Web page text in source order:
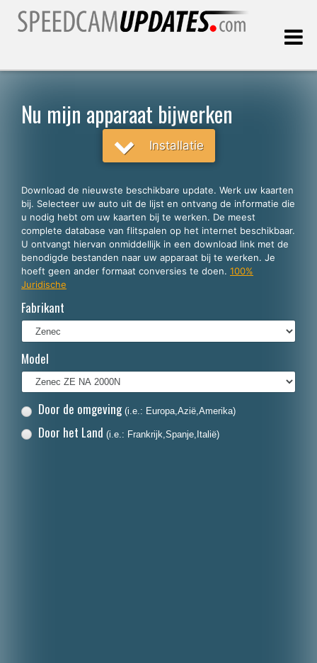
Nederlands
English
Español
Português
Deutsch
Français
Italiano
Polski
Dansk
Nu mijn apparaat bijwerken
Installatie
Download de nieuwste beschikbare update. Werk uw kaarten
bij. Selecteer uw auto uit de lijst en ontvang de informatie die
u nodig hebt om uw kaarten bij te werken. De meest
complete database van flitspalen op het internet beschikbaar.
U ontvangt hiervan onmiddellijk in een download link met de
benodigde bestanden naar uw apparaat bij te werken. Je
hoeft geen ander formaat conversies te doen. 100%
Juridische
Fabrikant
Model
Door de omgeving (i.e.: Europa,Azië,Amerika)
Door het Land (i.e.: Frankrijk,Spanje,Italië)